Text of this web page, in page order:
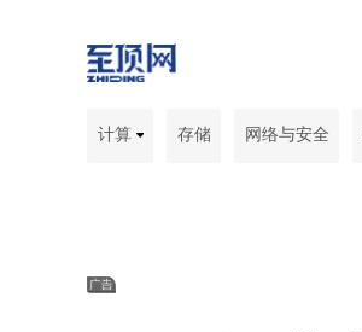
计算 存储 网络与安全